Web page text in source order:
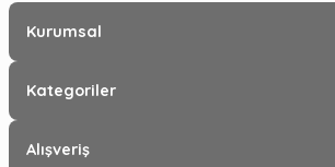
Kurumsal
Kategoriler
Alışveriş